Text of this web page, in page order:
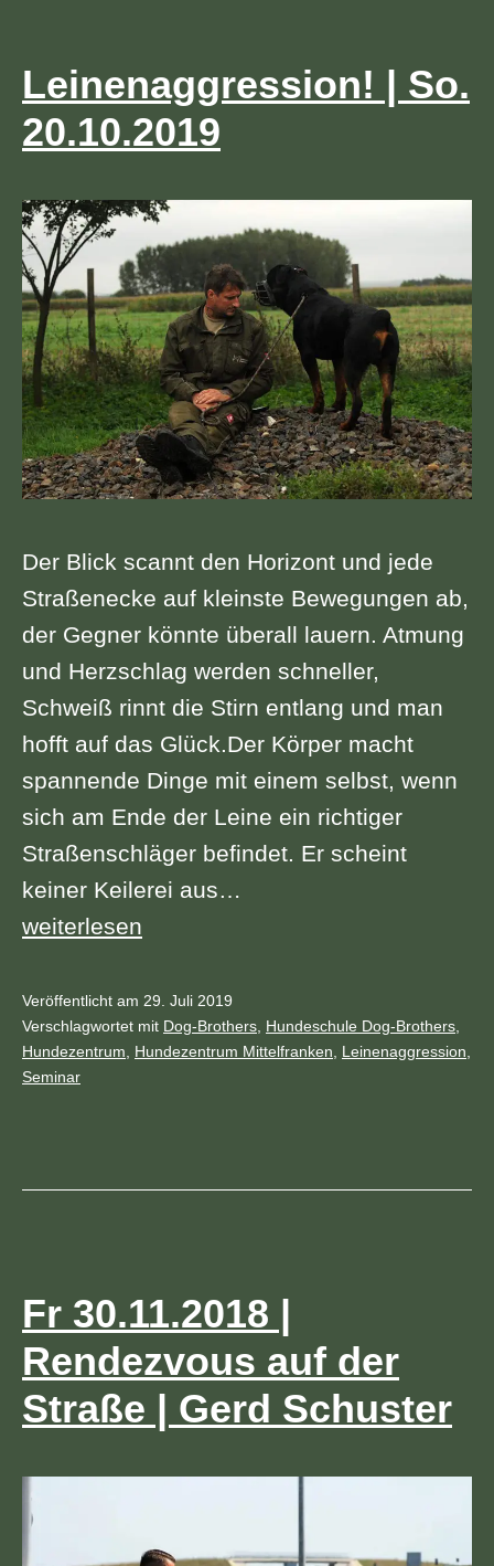
Leinenaggression! | So.
20.10.2019
Der Blick scannt den Horizont und jede
Straßenecke auf kleinste Bewegungen ab,
der Gegner könnte überall lauern. Atmung
und Herzschlag werden schneller,
Schweiß rinnt die Stirn entlang und man
hofft auf das Glück.Der Körper macht
spannende Dinge mit einem selbst, wenn
sich am Ende der Leine ein richtiger
Straßenschläger befindet. Er scheint
keiner Keilerei aus…
Leinenaggression!
So.
20.10.2019
weiterlesen
Veröffentlicht am 29. Juli 2019
Kategorisiert
als
Archiv
Verschlagwortet mit Dog-Brothers Hundeschule Dog-Brothers
Hundezentrum
Hundezentrum Mittelfranken Leinenaggression
Seminar
Fr 30.11.2018 |
Rendezvous auf der
Straße | Gerd Schuster